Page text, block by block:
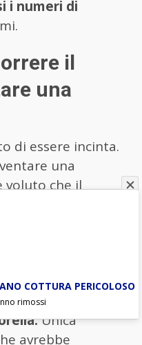
i numeri di
il
una
di essere incinta.
una
voluto che il
famiglia
gravidanza per
essere presente
ha raccontato al
una foto del
faceva una
Unica
avrebbe
COTTURA PERICOLOSO
rimossi